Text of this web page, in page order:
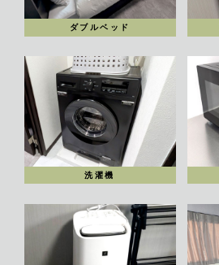
ダブルベッド
洗濯機